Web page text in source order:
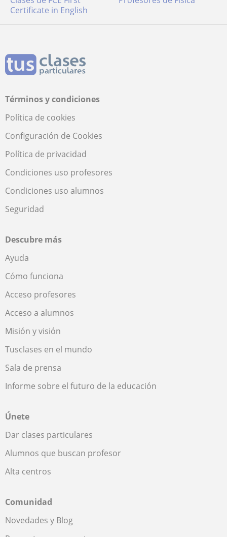
Certificate in English
Términos y condiciones
Política de cookies
Configuración de Cookies
Política de privacidad
Condiciones uso profesores
Condiciones uso alumnos
Seguridad
Descubre más
Ayuda
Cómo funciona
Acceso profesores
Acceso a alumnos
Misión y visión
Tusclases en el mundo
Sala de prensa
Informe sobre el futuro de la educación
Únete
Dar clases particulares
Alumnos que buscan profesor
Alta centros
Comunidad
Novedades y Blog